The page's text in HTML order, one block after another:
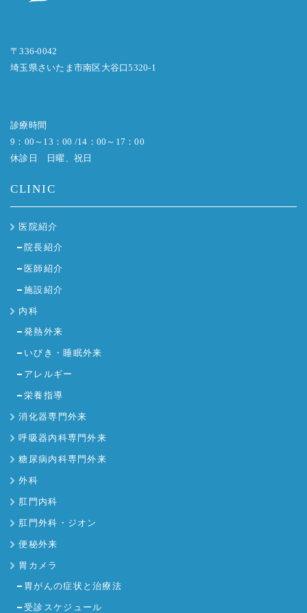
〒336-0042
埼玉県さいたま市南区大谷口5320-1
診療時間
9：00～13：00 /14：00～17：00
休診日 日曜、祝日
CLINIC
医院紹介
院長紹介
医師紹介
施設紹介
内科
発熱外来
いびき・睡眠外来
アレルギー
栄養指導
消化器専門外来
呼吸器内科専門外来
糖尿病内科専門外来
外科
肛門内科
肛門外科・ジオン
便秘外来
胃カメラ
胃がんの症状と治療法
受診スケジュール